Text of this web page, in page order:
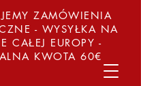
ZAMÓWIENIA
- WYSYŁKA NA
CAŁEJ EUROPY -
KWOTA 60€